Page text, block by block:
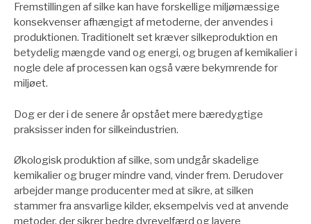
Fremstillingen af silke kan have forskellige miljømæssige
konsekvenser afhængigt af metoderne, der anvendes i
produktionen. Traditionelt set kræver silkeproduktion en
betydelig mængde vand og energi, og brugen af kemikalier i
nogle dele af processen kan også være bekymrende for
miljøet.
Dog er der i de senere år opstået mere bæredygtige
praksisser inden for silkeindustrien.
Økologisk produktion af silke, som undgår skadelige
kemikalier og bruger mindre vand, vinder frem. Derudover
arbejder mange producenter med at sikre, at silken
stammer fra ansvarlige kilder, eksempelvis ved at anvende
metoder, der sikrer bedre dyrevelfærd og lavere